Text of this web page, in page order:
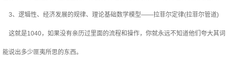
3、逻辑性、经济发展的规律、理论基础数学模型——拉菲尔定律(拉菲尔管道)
这就是1040，如果没有亲历过里面的流程和操作，你就永远不知道他们夸大其词
能说出多少匪夷所思的东西。